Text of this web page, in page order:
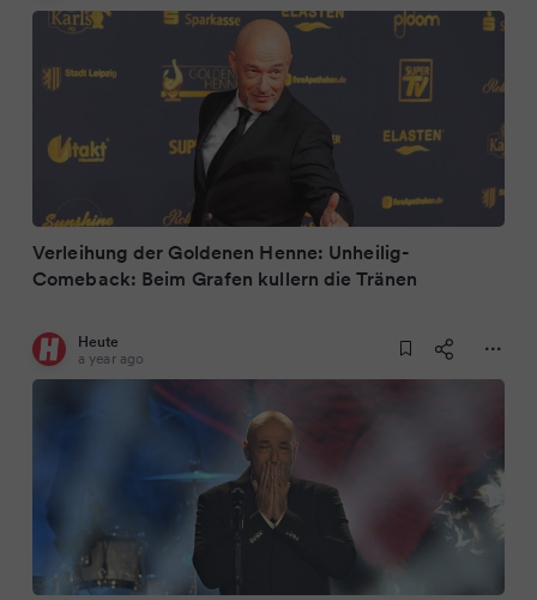
Verleihung der Goldenen Henne: Unheilig-
Comeback: Beim Grafen kullern die Tränen
Heute
a year ago